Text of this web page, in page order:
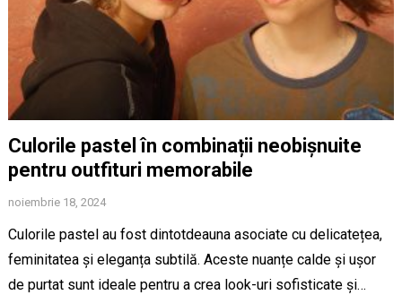
Culorile pastel în combinații neobișnuite
pentru outfituri memorabile
noiembrie 18, 2024
Culorile pastel au fost dintotdeauna asociate cu delicatețea,
feminitatea și eleganța subtilă. Aceste nuanțe calde și ușor
de purtat sunt ideale pentru a crea look-uri sofisticate și…